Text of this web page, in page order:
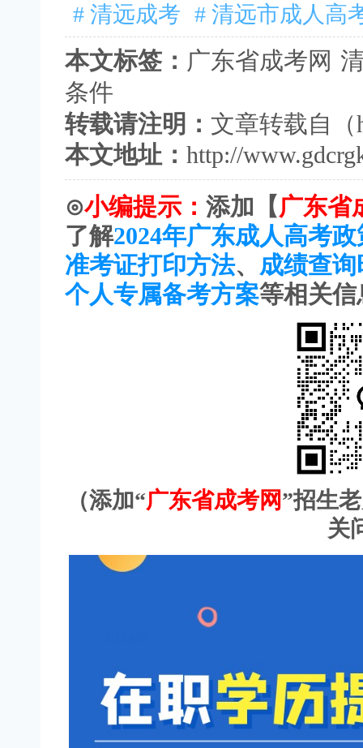
# 清远成考 # 清远市成人高
本文标签： 广东省成考网
条件
转载请注明： 文章转载自（
本文地址： http://
⊙小编提示： 添加【 广东省
了解2024年广东成人高考
准考证打印方法、 成绩查询
个人专属备考方案等相关信
（添加“广东省成考网”招生
关